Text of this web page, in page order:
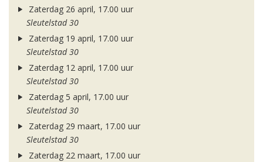
Zaterdag 26 april, 17.00 uur
Sleutelstad 30
Zaterdag 19 april, 17.00 uur
Sleutelstad 30
Zaterdag 12 april, 17.00 uur
Sleutelstad 30
Zaterdag 5 april, 17.00 uur
Sleutelstad 30
Zaterdag 29 maart, 17.00 uur
Sleutelstad 30
Zaterdag 22 maart, 17.00 uur